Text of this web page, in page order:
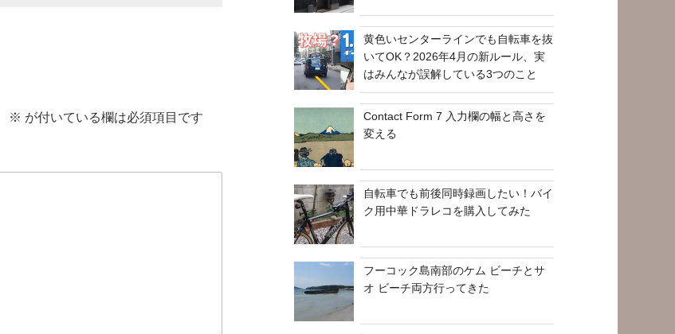
※ が付いている欄は必須項目です
黄色いセンターラインでも自転車を抜
いてOK？2026年4月の新ルール、実
はみんなが誤解している3つのこと
Contact Form 7 入力欄の幅と高さを
変える
自転車でも前後同時録画したい！バイ
ク用中華ドラレコを購入してみた
フーコック島南部のケム ビーチとサ
オ ビーチ両方行ってきた